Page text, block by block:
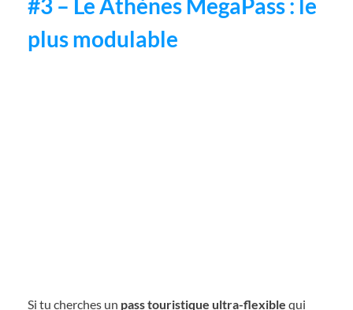
plus modulable
Si tu cherches un pass touristique ultra-flexible qui